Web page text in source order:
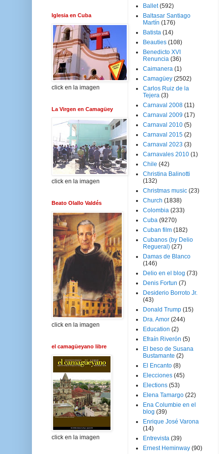
Iglesia en Cuba
click en la imagen
La Virgen en Camagüey
click en la imagen
Beato Olallo Valdés
click en la imagen
el camagüeyano libre
click en la imagen
Ballet (592)
Baltasar Santiago
Martín (176)
Batista (14)
Beauties (108)
Benedicto XVI
Renuncia (36)
Caimanera (1)
Camagüey (2502)
Carlos Ruiz de la
Tejera (3)
Carnaval 2008 (11)
Carnaval 2009 (17)
Carnaval 2010 (5)
Carnaval 2015 (2)
Carnaval 2023 (3)
Carnavales 2010 (1)
Chile (42)
Christina Balinotti
(132)
Christmas music (23)
Church (1838)
Colombia (233)
Cuba (9270)
Cuban film (182)
Cubanos (by Delio
Regueral) (27)
Damas de Blanco
(146)
Delio en el blog (73)
Denis Fortun (7)
Desiderio Borroto Jr.
(43)
Donald Trump (15)
Dra. Amor (244)
Education (2)
Efraín Riverón (5)
El beso de Susana
Bustamante (2)
El Encanto (8)
Elecciones (45)
Elections (53)
Elena Tamargo (22)
Ena Columbie en el
blog (39)
Enrique José Varona
(14)
Entrevista (39)
Ernest Heminway (90)